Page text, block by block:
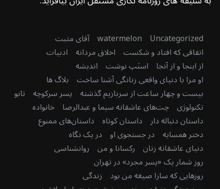
Uncategorized
watermelon آقای مثبت
اتفاقی که افتاد و شکست اخلاق مردانه ادبیات
از اینجا و از آنجا اسنَپ نوشت اندیشه
او مرا با دنیای واقعی زنانگی آشنا ساخت بلاگ ها
بیست و چهار ساعت از سربازیم گذشته پسر سرکوچه تابو
تکنولوژی چت‌های عاشقانه سیما و عبدالرضا خانواده
داستان دنباله دار داستان کوتاه داستان‌های ممنوع
دختر همسایه در جستجوی او در یک نگاه
دنیای عاشقانه زنان رکسانا و من روانشناسی
روز شمار یک «پسر مجرد» در تهران
روزهایی که سارا صیغه من بود زندگی